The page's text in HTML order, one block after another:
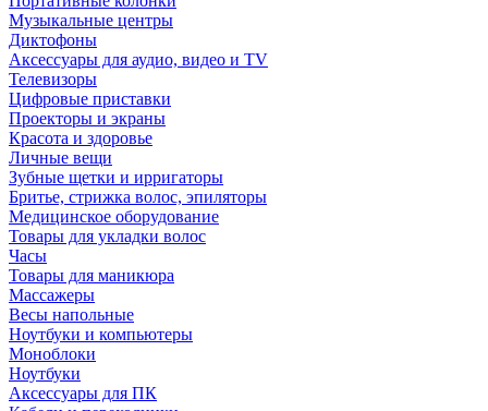
Музыкальные центры
Диктофоны
Аксессуары для аудио, видео и TV
Телевизоры
Цифровые приставки
Проекторы и экраны
Красота и здоровье
Личные вещи
Зубные щетки и ирригаторы
Бритье, стрижка волос, эпиляторы
Медицинское оборудование
Товары для укладки волос
Часы
Товары для маникюра
Массажеры
Весы напольные
Ноутбуки и компьютеры
Моноблоки
Ноутбуки
Аксессуары для ПК